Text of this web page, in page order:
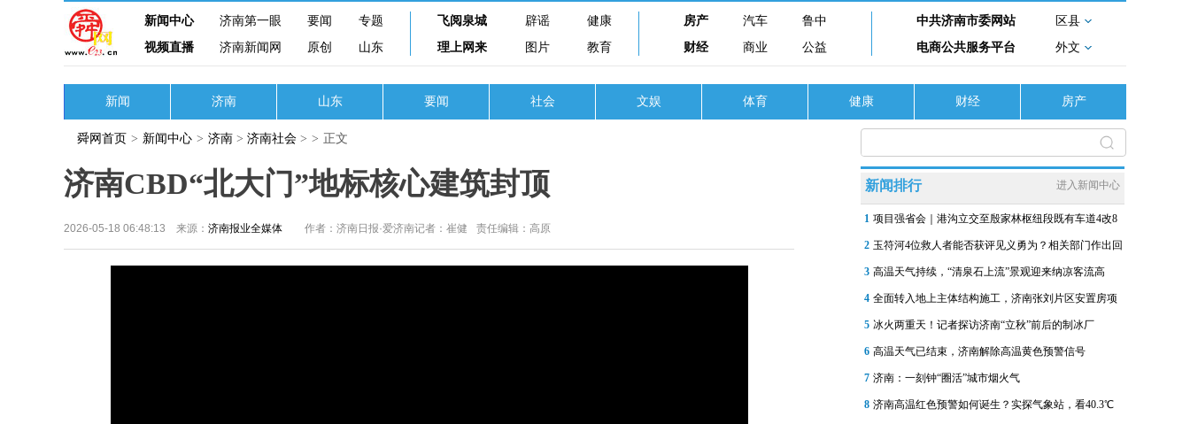
新闻中心 济南第一眼 要闻
专题
视频直播
济南新闻网 原创 山东
飞阅泉城 辟谣
健康
理上网来
图片 教育
房产 汽车
鲁中
财经
商业 公益
中共济南市委网站
区县
电商公共服务平台
外文
新闻 济南 山东 要闻 社会 文娱 体育 健康 财经 房产
舜网首页 > 新闻中心 > 济南 > 济南社会 > > 正文
济南CBD“北大门”地标核心建筑封顶
2026-05-18 06:48:13 来源： 济南报业全媒体 作者：济南日报·爱济南记者：崔健 责任编辑：高原
新闻排行 进入新闻中心
1 项目强省会｜港沟立交至殷家林枢纽段既有车道4改8
2 玉符河4位救人者能否获评见义勇为？相关部门作出回
3 高温天气持续，“清泉石上流”景观迎来纳凉客流高
4 全面转入地上主体结构施工，济南张刘片区安置房项
5 冰火两重天！记者探访济南“立秋”前后的制冰厂
6 高温天气已结束，济南解除高温黄色预警信号
7 济南：一刻钟“圈活”城市烟火气
8 济南高温红色预警如何诞生？实探气象站，看40.3℃